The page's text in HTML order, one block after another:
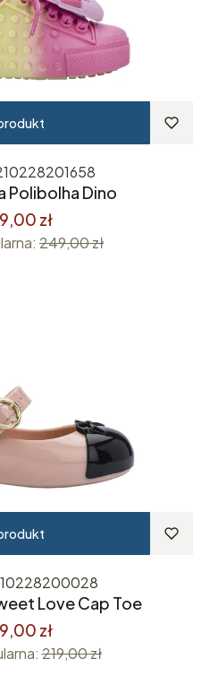
Polibolha Dino
zł
249,00 zł
Love Cap Toe
zł
219,00 zł